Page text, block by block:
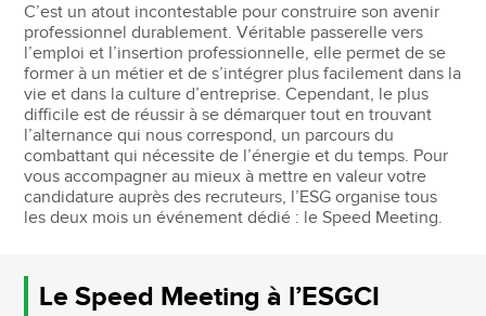
C’est un atout incontestable pour construire son avenir
professionnel durablement. Véritable passerelle vers
l’emploi et l’insertion professionnelle, elle permet de se
former à un métier et de s’intégrer plus facilement dans la
vie et dans la culture d’entreprise. Cependant, le plus
difficile est de réussir à se démarquer tout en trouvant
l’alternance qui nous correspond, un parcours du
combattant qui nécessite de l’énergie et du temps. Pour
vous accompagner au mieux à mettre en valeur votre
candidature auprès des recruteurs, l’ESG organise tous
les deux mois un événement dédié : le Speed Meeting.
Le Speed Meeting à l’ESGCI